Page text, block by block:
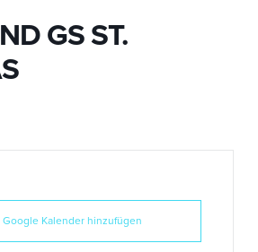
GS ST.
Google Kalender hinzufügen